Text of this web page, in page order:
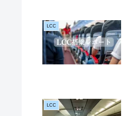
LCC
LCC